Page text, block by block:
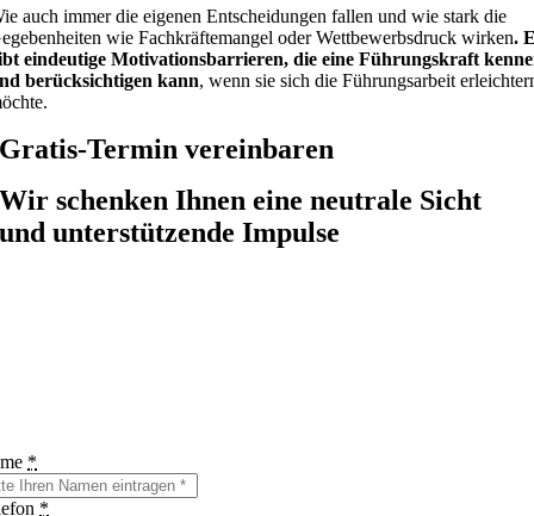
auch immer die eigenen Entscheidungen fallen und wie stark die
wie Fachkräftemangel oder Wettbewerbsdruck wirken.
eindeutige Motivationsbarrieren, die eine Führungskraft
berücksichtigen kann, wenn sie sich die Führungsarbeit
Gratis-Termin vereinbaren
Wir schenken Ihnen eine neutrale Sicht
und unterstützende Impulse
*
*